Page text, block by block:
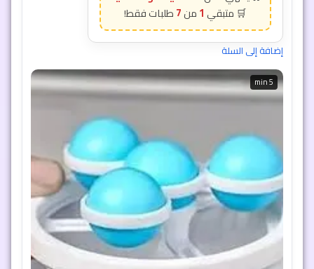
1
7
إضافة إلى السلة
5 min